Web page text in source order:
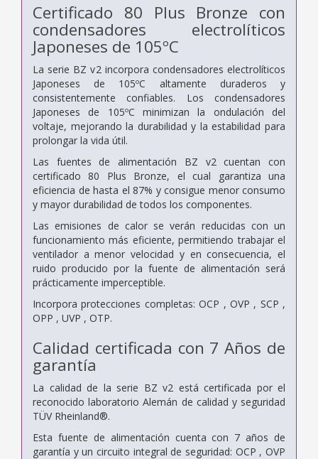
Certificado 80 Plus Bronze con
condensadores electrolíticos
Japoneses de 105ºC
La serie BZ v2 incorpora condensadores electrolíticos
Japoneses de 105ºC altamente duraderos y
consistentemente confiables. Los condensadores
Japoneses de 105ºC minimizan la ondulación del
voltaje, mejorando la durabilidad y la estabilidad para
prolongar la vida útil.
Las fuentes de alimentación BZ v2 cuentan con
certificado 80 Plus Bronze, el cual garantiza una
eficiencia de hasta el 87% y consigue menor consumo
y mayor durabilidad de todos los componentes.
Las emisiones de calor se verán reducidas con un
funcionamiento más eficiente, permitiendo trabajar el
ventilador a menor velocidad y en consecuencia, el
ruido producido por la fuente de alimentación será
prácticamente imperceptible.
Incorpora protecciones completas: OCP , OVP , SCP ,
OPP , UVP , OTP.
Calidad certificada con 7 Años de
garantía
La calidad de la serie BZ v2 está certificada por el
reconocido laboratorio Alemán de calidad y seguridad
TÜV Rheinland®.
Esta fuente de alimentación cuenta con 7 años de
garantía y un circuito integral de seguridad: OCP , OVP